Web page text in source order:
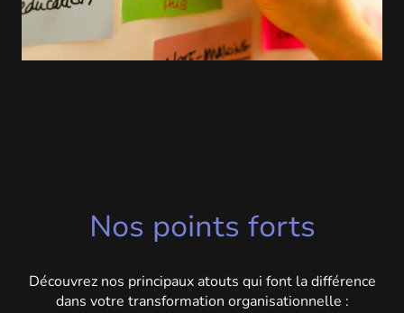
Nos points forts
Découvrez nos principaux atouts qui font la différence
dans votre transformation organisationnelle :